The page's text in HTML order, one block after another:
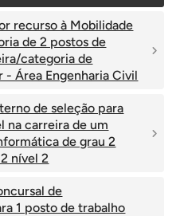
recurso à Mobilidade
de 2 postos de
categoria de
- Área Engenharia Civil
de seleção para
na carreira de um
de grau 2
nível 2
de
1 posto de trabalho